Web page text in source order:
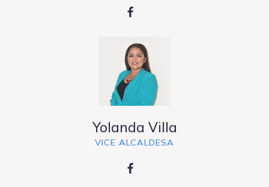
Yolanda Villa
VICE ALCALDESA